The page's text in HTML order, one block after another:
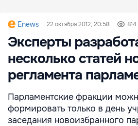
Enews 22 октября 2012, 20:58 814
Эксперты
несколько статей
регламента
Парламентские фракции
формировать только в день
заседания новоизбранного